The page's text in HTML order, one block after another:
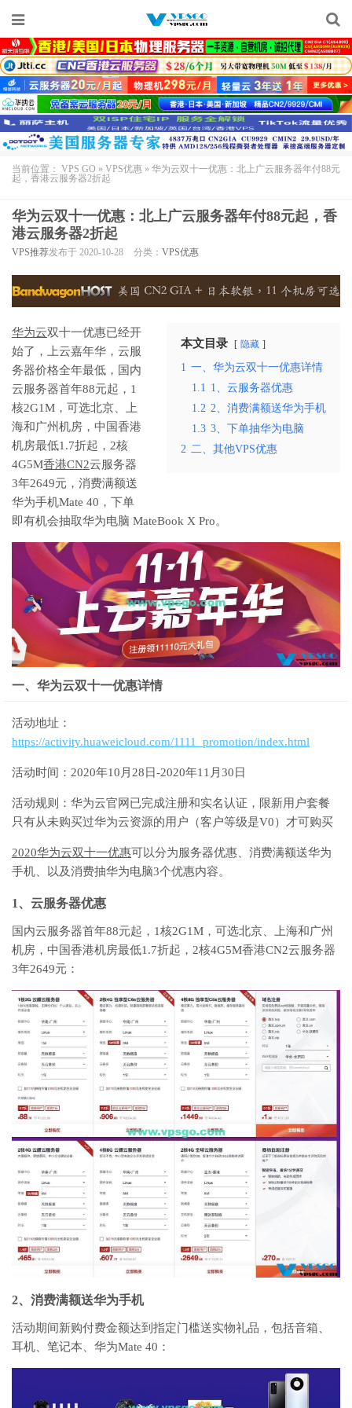
当前位置： VPS GO » VPS优惠 » 华为云双十一优惠：北上广云服务器年付88元
起，香港云服务器2折起
华为云双十一优惠：北上广云服务器年付88元起，香
港云服务器2折起
VPS推荐发布于 2020-10-28 分类： VPS优惠
本文目录 隐藏
1 一、华为云双十一优惠详情
1.1 1、云服务器优惠
1.2 2、消费满额送华为手机
1.3 3、下单抽华为电脑
2 二、其他VPS优惠
华为云双十一优惠已经开
始了，上云嘉年华，云服
务器价格全年最低，国内
云服务器首年88元起，1
核2G1M，可选北京、上
海和广州机房，中国香港
机房最低1.7折起，2核
4G5M香港CN2云服务器
3年2649元，消费满额送
华为手机Mate 40，下单
即有机会抽取华为电脑 MateBook X Pro。
一、华为云双十一优惠详情
活动地址：
https://activity.huaweicloud.com/1111_promotion/index.html
活动时间：2020年10月28日-2020年11月30日
活动规则：华为云官网已完成注册和实名认证，限新用户套餐
只有从未购买过华为云资源的用户（客户等级是V0）才可购买
2020华为云双十一优惠可以分为服务器优惠、消费满额送华为
手机、以及消费抽华为电脑3个优惠内容。
1、云服务器优惠
国内云服务器首年88元起，1核2G1M，可选北京、上海和广州
机房，中国香港机房最低1.7折起，2核4G5M香港CN2云服务器
3年2649元：
2、消费满额送华为手机
活动期间新购付费金额达到指定门槛送实物礼品，包括音箱、
耳机、笔记本、华为Mate 40：